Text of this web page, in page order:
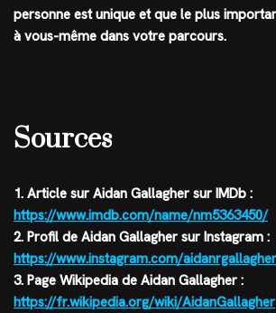
personne est unique et que le plus
à vous-même dans votre parcours.
Sources
1. Article sur Aidan Gallagher sur IMDb :
https://www.imdb.com/name/nm5363450/
2. Profil de Aidan Gallagher sur Instagram :
https://www.instagram.com/
3. Page Wikipedia de Aidan Gallagher :
https://fr.wikipedia.org/wiki/AidanGallagher